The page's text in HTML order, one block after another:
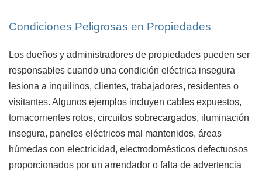
Condiciones Peligrosas en Propiedades
Los dueños y administradores de propiedades pueden ser
responsables cuando una condición eléctrica insegura
lesiona a inquilinos, clientes, trabajadores, residentes o
visitantes. Algunos ejemplos incluyen cables expuestos,
tomacorrientes rotos, circuitos sobrecargados, iluminación
insegura, paneles eléctricos mal mantenidos, áreas
húmedas con electricidad, electrodomésticos defectuosos
proporcionados por un arrendador o falta de advertencia